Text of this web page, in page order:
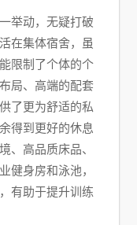
举动，无疑打破
在集体宿舍，虽
限制了个体的个
局、高端的配套
了更为舒适的私
得到更好的休息
、高品质床品、
健身房和泳池，
有助于提升训练